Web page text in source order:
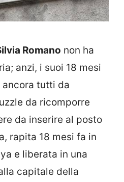
Romano non ha
anzi, i suoi 18 mesi
tutti da
da ricomporre
da inserire al posto
rapita 18 mesi fa in
e liberata in una
capitale della